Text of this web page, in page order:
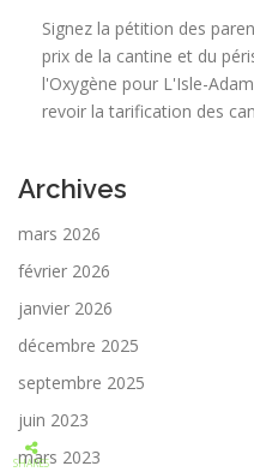
Signez la pétition des
prix de la cantine et du
l'Oxygène pour L'Isle-Adam
revoir la tarification des
Archives
mars 2026
février 2026
janvier 2026
décembre 2025
septembre 2025
juin 2023
mars 2023
SHARES